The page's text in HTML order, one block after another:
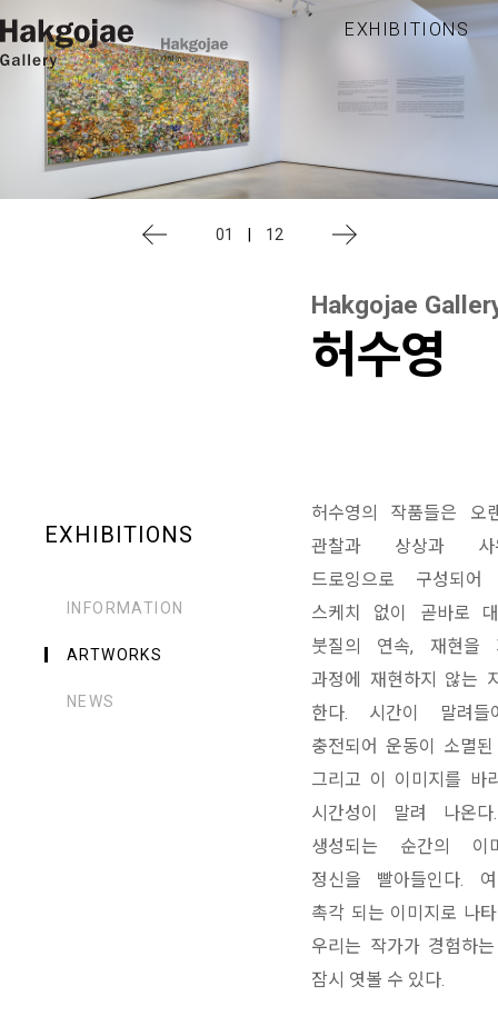
EXHIBITIONS
01 12
EXHIBITIONS
INFORMATION
ARTWORKS
NEWS
Hakgojae
허수영
허수영의 작품들은 오
관찰과 상상과 사
드로잉으로 구성되어
스케치 없이 곧바로
붓질의 연속, 재현을
과정에 재현하지 않는
한다. 시간이 말려들
충전되어 운동이 소멸
그리고 이 이미지를 바
시간성이 말려 나온다
생성되는 순간의 이
정신을 빨아들인다.
촉각 되는 이미지로 나
우리는 작가가 경험하
잠시 엿볼 수 있다.